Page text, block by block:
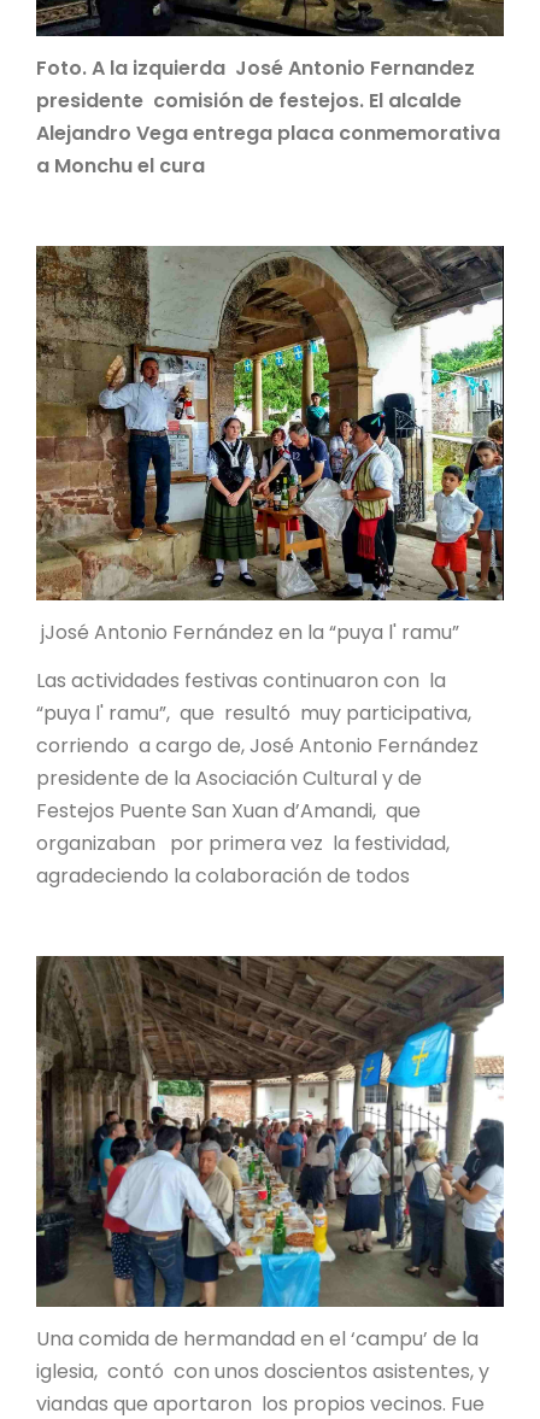
Foto. A la izquierda José Antonio Fernandez
presidente comisión de festejos. El alcalde
Alejandro Vega entrega placa conmemorativa
a Monchu el cura
jJosé Antonio Fernández en la “puya l' ramu”
Las actividades festivas continuaron con la
“puya l' ramu”, que resultó muy participativa,
corriendo a cargo de, José Antonio Fernández
presidente de la Asociación Cultural y de
Festejos Puente San Xuan d’Amandi, que
organizaban por primera vez la festividad,
agradeciendo la colaboración de todos
Una comida de hermandad en el ‘campu’ de la
iglesia, contó con unos doscientos asistentes, y
viandas que aportaron los propios vecinos. Fue